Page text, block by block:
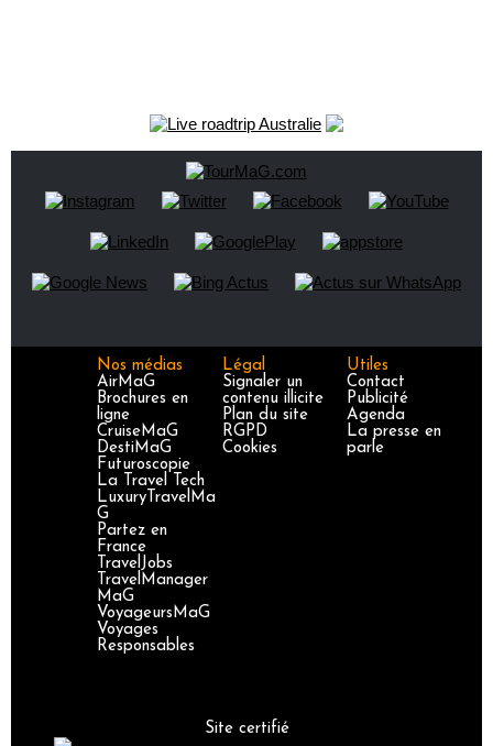
Nos médias
AirMaG
Brochures en
ligne
CruiseMaG
DestiMaG
Futuroscopie
La Travel Tech
LuxuryTravelMa
G
Partez en
France
TravelJobs
TravelManager
MaG
VoyageursMaG
Voyages
Responsables
Légal
Signaler un
contenu illicite
Plan du site
RGPD
Cookies
Utiles
Contact
Publicité
Agenda
La presse en
parle
Site certifié